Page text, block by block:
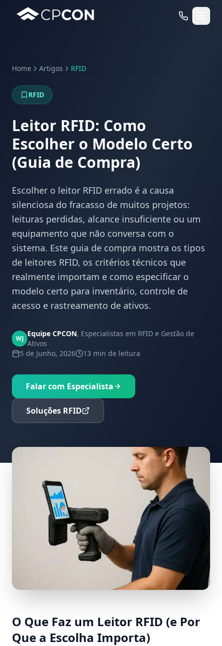
Serviços
Casos de Uso RFID
WhatsApp Fale Conosco
Home Artigos RFID
RFID
Leitor RFID: Como
Escolher o Modelo Certo
(Guia de Compra)
Escolher o leitor RFID errado é a causa
silenciosa do fracasso de muitos projetos:
leituras perdidas, alcance insuficiente ou um
equipamento que não conversa com o
sistema. Este guia de compra mostra os tipos
de leitores RFID, os critérios técnicos que
realmente importam e como especificar o
modelo certo para inventário, controle de
acesso e rastreamento de ativos.
WJ
Equipe CPCON, Especialistas em RFID e Gestão de
Ativos
5 de Junho, 2026
13 min de leitura
Falar com Especialista
Soluções RFID
O Que Faz um Leitor RFID (e Por
Que a Escolha Importa)